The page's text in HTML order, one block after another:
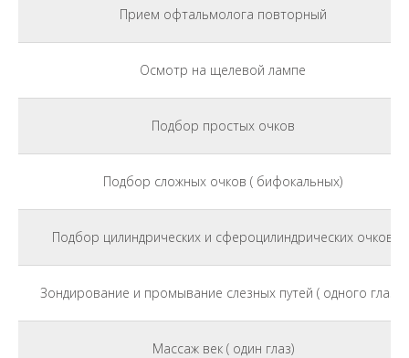
Прием офтальмолога повторный
Осмотр на щелевой лампе
Подбор простых очков
Подбор сложных очков ( бифокальных)
Подбор цилиндрических и сфероцилиндрических очков
Зондирование и промывание слезных путей ( одного глаза)
Массаж век ( один глаз)